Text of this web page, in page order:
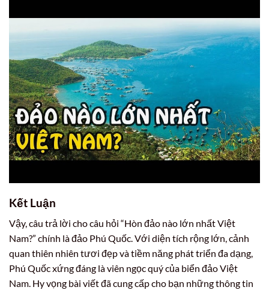
Kết Luận
Vậy, câu trả lời cho câu hỏi “Hòn đảo nào lớn nhất Việt
Nam?” chính là đảo Phú Quốc. Với diện tích rộng lớn, cảnh
quan thiên nhiên tươi đẹp và tiềm năng phát triển đa dạng,
Phú Quốc xứng đáng là viên ngọc quý của biển đảo Việt
Nam. Hy vọng bài viết đã cung cấp cho bạn những thông tin